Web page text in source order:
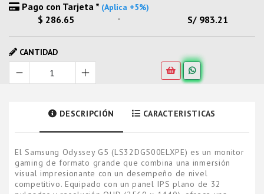
Pago con Tarjeta * (Aplica +5%)
$ 286.65 - S/ 983.21
CANTIDAD
DESCRIPCIÓN CARACTERISTICAS
El Samsung Odyssey G5 (LS32DG500ELXPE) es un monitor
gaming de formato grande que combina una inmersión
visual impresionante con un desempeño de nivel
competitivo. Equipado con un panel IPS plano de 32